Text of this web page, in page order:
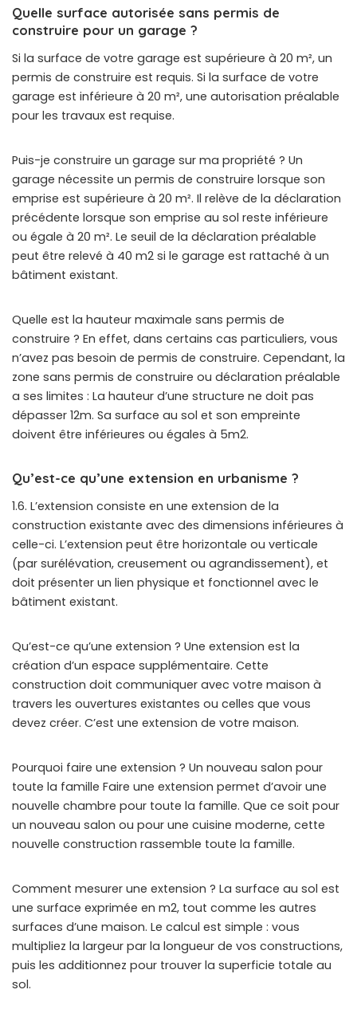
Quelle surface autorisée sans permis de
construire pour un garage ?
Si la surface de votre garage est supérieure à 20 m², un
permis de construire est requis. Si la surface de votre
garage est inférieure à 20 m², une autorisation préalable
pour les travaux est requise.
Puis-je construire un garage sur ma propriété ? Un
garage nécessite un permis de construire lorsque son
emprise est supérieure à 20 m². Il relève de la déclaration
précédente lorsque son emprise au sol reste inférieure
ou égale à 20 m². Le seuil de la déclaration préalable
peut être relevé à 40 m2 si le garage est rattaché à un
bâtiment existant.
Quelle est la hauteur maximale sans permis de
construire ? En effet, dans certains cas particuliers, vous
n’avez pas besoin de permis de construire. Cependant, la
zone sans permis de construire ou déclaration préalable
a ses limites : La hauteur d’une structure ne doit pas
dépasser 12m. Sa surface au sol et son empreinte
doivent être inférieures ou égales à 5m2.
Qu’est-ce qu’une extension en urbanisme ?
1.6. L’extension consiste en une extension de la
construction existante avec des dimensions inférieures à
celle-ci. L’extension peut être horizontale ou verticale
(par surélévation, creusement ou agrandissement), et
doit présenter un lien physique et fonctionnel avec le
bâtiment existant.
Qu’est-ce qu’une extension ? Une extension est la
création d’un espace supplémentaire. Cette
construction doit communiquer avec votre maison à
travers les ouvertures existantes ou celles que vous
devez créer. C’est une extension de votre maison.
Pourquoi faire une extension ? Un nouveau salon pour
toute la famille Faire une extension permet d’avoir une
nouvelle chambre pour toute la famille. Que ce soit pour
un nouveau salon ou pour une cuisine moderne, cette
nouvelle construction rassemble toute la famille.
Comment mesurer une extension ? La surface au sol est
une surface exprimée en m2, tout comme les autres
surfaces d’une maison. Le calcul est simple : vous
multipliez la largeur par la longueur de vos constructions,
puis les additionnez pour trouver la superficie totale au
sol.